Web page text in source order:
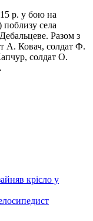
р. у бою на
села
Разом з
А. Ковач, солдат Ф.
солдат О.
крісло у